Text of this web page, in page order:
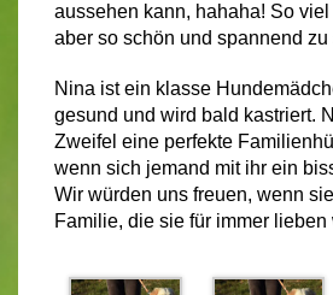
aussehen kann, hahaha! So
aber so schön und spannend zu
Nina ist ein klasse
gesund und wird bald kastriert.
Zweifel eine perfekte
wenn sich jemand mit ihr ein
Wir würden uns freuen, wenn
Familie, die sie für immer lieben